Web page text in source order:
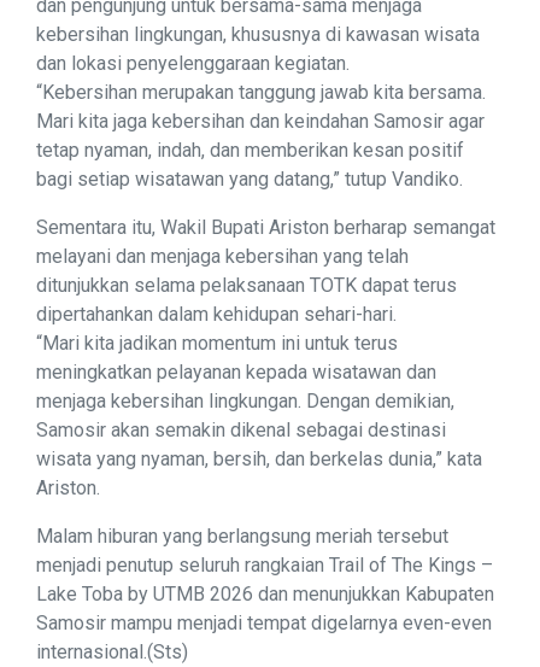
dan pengunjung untuk bersama-sama menjaga
kebersihan lingkungan, khususnya di kawasan wisata
dan lokasi penyelenggaraan kegiatan.
“Kebersihan merupakan tanggung jawab kita bersama.
Mari kita jaga kebersihan dan keindahan Samosir agar
tetap nyaman, indah, dan memberikan kesan positif
bagi setiap wisatawan yang datang,” tutup Vandiko.
Sementara itu, Wakil Bupati Ariston berharap semangat
melayani dan menjaga kebersihan yang telah
ditunjukkan selama pelaksanaan TOTK dapat terus
dipertahankan dalam kehidupan sehari-hari.
“Mari kita jadikan momentum ini untuk terus
meningkatkan pelayanan kepada wisatawan dan
menjaga kebersihan lingkungan. Dengan demikian,
Samosir akan semakin dikenal sebagai destinasi
wisata yang nyaman, bersih, dan berkelas dunia,” kata
Ariston.
Malam hiburan yang berlangsung meriah tersebut
menjadi penutup seluruh rangkaian Trail of The Kings –
Lake Toba by UTMB 2026 dan menunjukkan Kabupaten
Samosir mampu menjadi tempat digelarnya even-even
internasional.(Sts)